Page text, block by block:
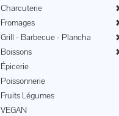
Charcuterie
Fromages
Grill - Barbecue - Plancha
Boissons
Épicerie
Poissonnerie
Fruits Légumes
VEGAN